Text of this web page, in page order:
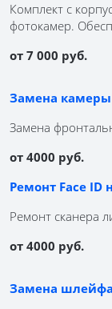
Комплект с
фотокамер.
от 7 000 руб.
Замена камеры
Замена
от 4000 руб.
Ремонт Face ID
Ремонт сканера
от 4000 руб.
Замена